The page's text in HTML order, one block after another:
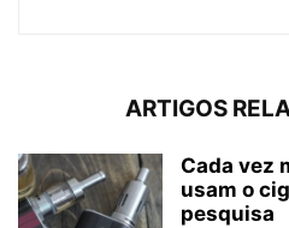
ARTIGOS
Cada vez
usam o
pesquisa